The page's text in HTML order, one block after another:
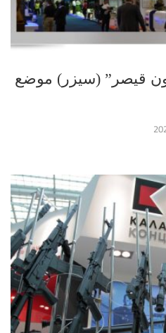
قيصر” (سيزر) موضع